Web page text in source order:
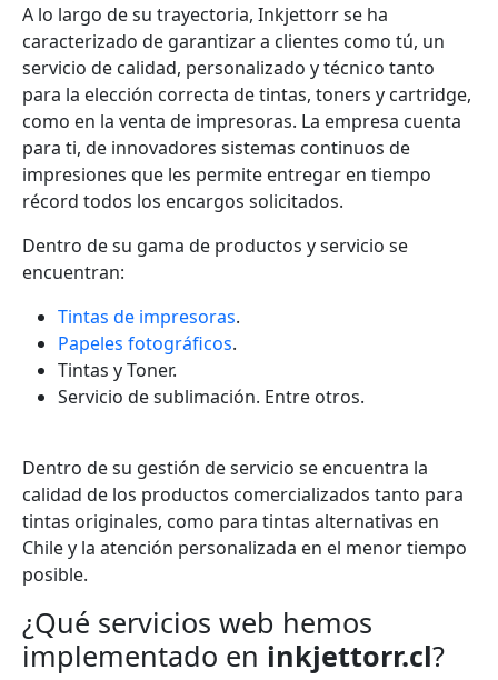
A lo largo de su trayectoria, Inkjettorr se ha
caracterizado de garantizar a clientes como tú, un
servicio de calidad, personalizado y técnico tanto
para la elección correcta de tintas, toners y cartridge,
como en la venta de impresoras. La empresa cuenta
para ti, de innovadores sistemas continuos de
impresiones que les permite entregar en tiempo
récord todos los encargos solicitados.
Dentro de su gama de productos y servicio se
encuentran:
Tintas de impresoras.
Papeles fotográficos.
Tintas y Toner.
Servicio de sublimación. Entre otros.
Dentro de su gestión de servicio se encuentra la
calidad de los productos comercializados tanto para
tintas originales, como para tintas alternativas en
Chile y la atención personalizada en el menor tiempo
posible.
¿Qué servicios web hemos
implementado en inkjettorr.cl?